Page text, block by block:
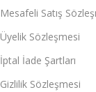
Mesafeli Satış
Üyelik Sözleşmesi
İptal İade Şartları
Gizlilik Sözleşmesi